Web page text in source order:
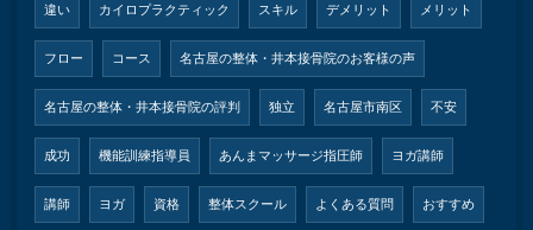
違い カイロプラクティック スキル デメリット メリット
フロー コース 名古屋の整体・井本接骨院のお客様の声
名古屋の整体・井本接骨院の評判 独立 名古屋市南区 不安
成功 機能訓練指導員 あんまマッサージ指圧師 ヨガ講師
講師 ヨガ 資格 整体スクール よくある質問 おすすめ